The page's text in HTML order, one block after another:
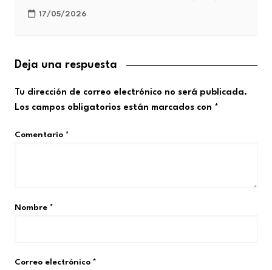
17/05/2026
Deja una respuesta
Tu dirección de correo electrónico no será publicada.
Los campos obligatorios están marcados con *
Comentario *
Nombre *
Correo electrónico *